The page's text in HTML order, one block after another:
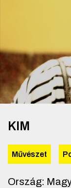
KIM
Művészet
Ország: